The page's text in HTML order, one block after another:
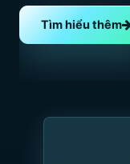
Tìm hiểu thêm